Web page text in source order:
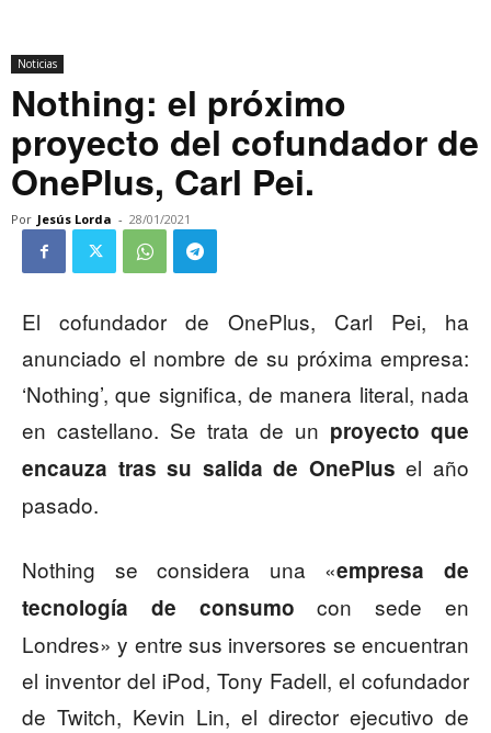
Noticias
Nothing: el próximo
proyecto del cofundador de
OnePlus, Carl Pei.
Por Jesús Lorda - 28/01/2021
El cofundador de OnePlus, Carl Pei, ha
anunciado el nombre de su próxima empresa:
‘Nothing’, que significa, de manera literal, nada
en castellano. Se trata de un proyecto que
encauza tras su salida de OnePlus el año
pasado.
Nothing se considera una «empresa de
tecnología de consumo con sede en
Londres» y entre sus inversores se encuentran
el inventor del iPod, Tony Fadell, el cofundador
de Twitch, Kevin Lin, el director ejecutivo de